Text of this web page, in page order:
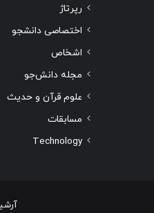
رپرتاژ
اختصاصی دانشجو
اشخاص
مجله دانش‌جو
علوم قرآن و حدیث
مسابقات
Technology